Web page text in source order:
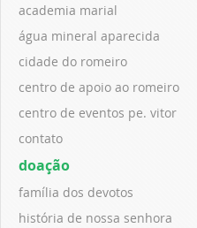
academia marial
água mineral aparecida
cidade do romeiro
centro de apoio ao romeiro
centro de eventos pe. vitor
contato
doação
família dos devotos
história de nossa senhora